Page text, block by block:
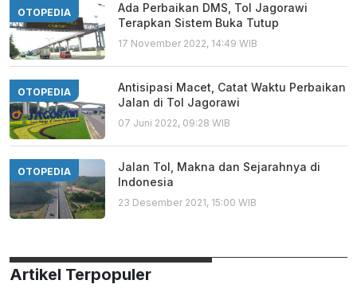
OTOPEDIA
Ada Perbaikan DMS, Tol Jagorawi
Terapkan Sistem Buka Tutup
17 November 2022, 14:49 WIB
OTOPEDIA
Antisipasi Macet, Catat Waktu Perbaikan
Jalan di Tol Jagorawi
07 Juni 2022, 09:28 WIB
OTOPEDIA
Jalan Tol, Makna dan Sejarahnya di
Indonesia
23 Desember 2021, 15:00 WIB
Artikel Terpopuler